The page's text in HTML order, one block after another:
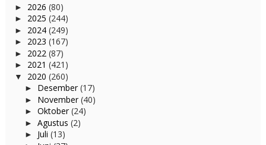
► 2026 (80)
► 2025 (244)
► 2024 (249)
► 2023 (167)
► 2022 (87)
► 2021 (421)
▼ 2020 (260)
► Desember(17)
► November(40)
► Oktober(24)
► Agustus (2)
► Juli (13)